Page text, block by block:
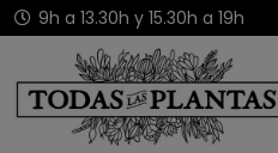
9h a 13.30h y 15.30h a 19h